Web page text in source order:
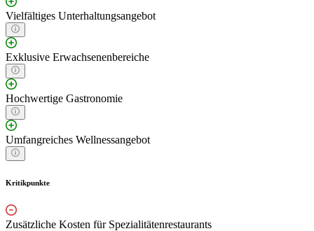
Vielfältiges Unterhaltungsangebot
Exklusive Erwachsenenbereiche
Hochwertige Gastronomie
Umfangreiches Wellnessangebot
Kritikpunkte
Zusätzliche Kosten für Spezialitätenrestaurants